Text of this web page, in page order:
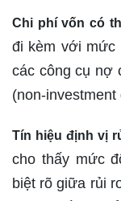
Chi phí vốn có
đi kèm với mức
các công cụ nợ
(non-investment
Tín hiệu định vị
cho thấy mức
biệt rõ giữa rủi